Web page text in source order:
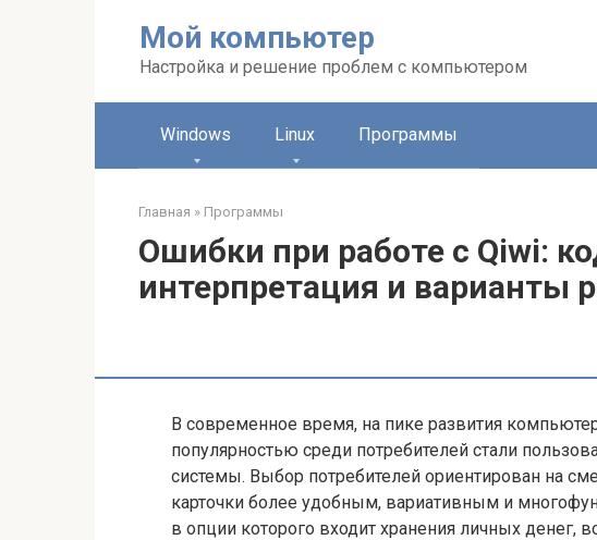
Мой компьютер
Настройка и решение проблем с компьютером
Windows Linux Программы
Главная » Программы
Ошибки при работе с Qiwi:
интерпретация и варианты
В современное время, на пике развития
популярностью среди потребителей стали
системы. Выбор потребителей ориентирован на
карточки более удобным, вариативным и
в опции которого входит хранения личных денег,